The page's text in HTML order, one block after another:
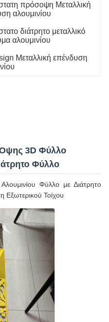
πρόσοψη Μεταλλική
αλουμινίου
διάτρητο μεταλλικό
αλουμινίου
Μεταλλική επένδυση
Όψης 3D Φύλλο
Φύλλο
Φύλλο με Διάτρητο
Εξωτερικού Τοίχου